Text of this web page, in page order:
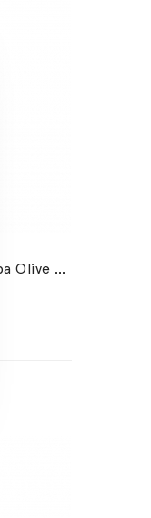
Pastille w182 br1 Vägglampa Olive Green